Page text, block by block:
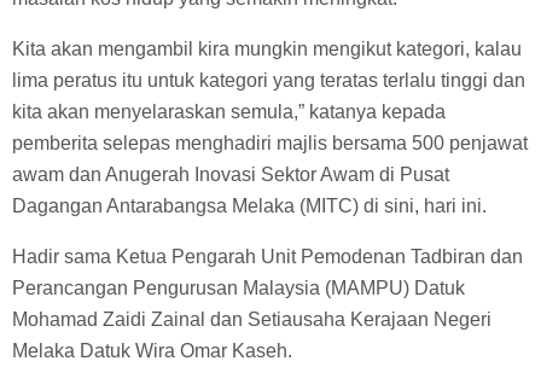
Kita akan mengambil kira mungkin mengikut kategori, kalau
lima peratus itu untuk kategori yang teratas terlalu tinggi dan
kita akan menyelaraskan semula,” katanya kepada
pemberita selepas menghadiri majlis bersama 500 penjawat
awam dan Anugerah Inovasi Sektor Awam di Pusat
Dagangan Antarabangsa Melaka (MITC) di sini, hari ini.
Hadir sama Ketua Pengarah Unit Pemodenan Tadbiran dan
Perancangan Pengurusan Malaysia (MAMPU) Datuk
Mohamad Zaidi Zainal dan Setiausaha Kerajaan Negeri
Melaka Datuk Wira Omar Kaseh.